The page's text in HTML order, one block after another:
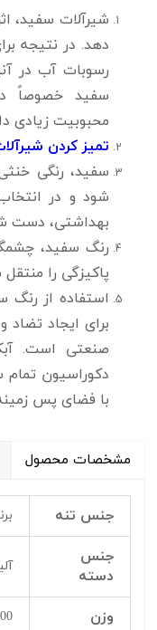
شیرآلات سفید،
دهد. در نتیجه
رسوبات آب در
سفید خصوصاً
محبوبیت زیادی
تمیز کردن
سفید، رنگی
شود و در
بهداشتی، دست
رنگ سفید،
پاکیزگی را
استفاده از
برای ایجاد
صنعتی است.
دکوراسیون
با فضای پس
مشخصات محصول
جنس تنه
جنس
دسته
وزن